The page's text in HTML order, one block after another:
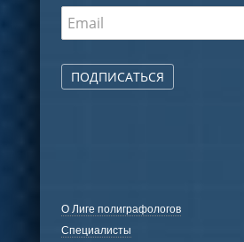
ПОДПИСАТЬСЯ
О Лиге полиграфологов
Специалисты